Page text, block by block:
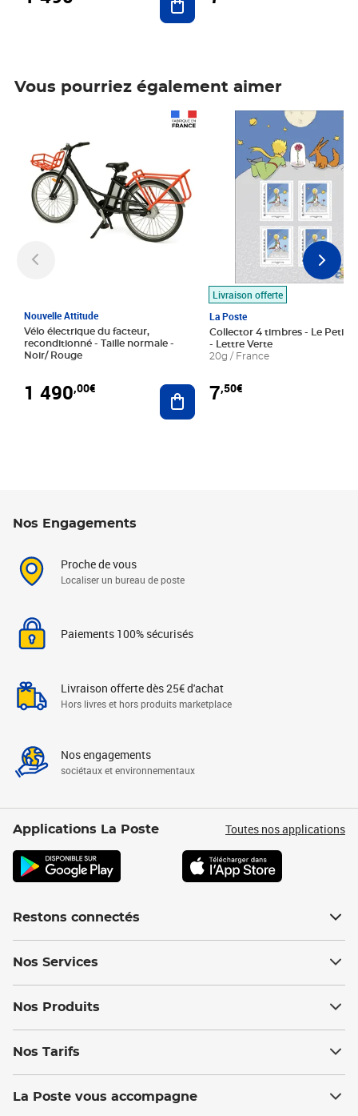
Vous pourriez également aimer
Nouvelle Attitude
Vélo électrique du facteur,
reconditionné - Taille normale -
Noir/ Rouge
1 490,00€ Ajouter au panier
Livraison offerte
La Poste
Collector 4 timbres - Le Petit
- Lettre Verte
20g / France
7,50€
Prix 7,50€
Nos Engagements
Proche de vous
Localiser un bureau de poste
Paiements 100% sécurisés
Livraison offerte dès 25€ d'achat
Hors livres et hors produits marketplace
Nos engagements
sociétaux et environnementaux
Applications La Poste Toutes nos applications
Restons connectés
Nos Services
Nos Produits
Nos Tarifs
La Poste vous accompagne